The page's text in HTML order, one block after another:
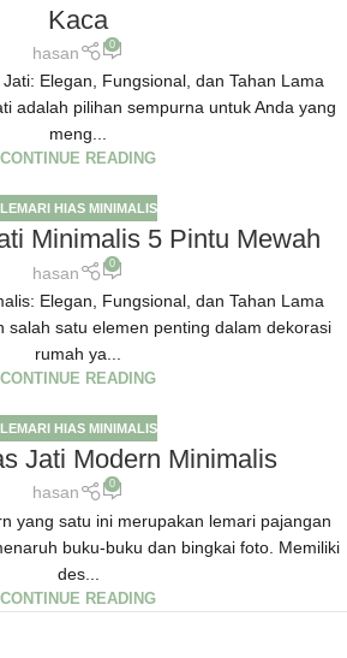
Kaca
hasan 0
Elegan, Fungsional, dan Tahan Lama
adalah pilihan sempurna untuk Anda yang
meng...
CONTINUE READING
LEMARI HIAS MINIMALIS
Minimalis 5 Pintu Mewah
hasan 0
Elegan, Fungsional, dan Tahan Lama
salah satu elemen penting dalam dekorasi
rumah ya...
CONTINUE READING
LEMARI HIAS MINIMALIS
Jati Modern Minimalis
hasan 0
yang satu ini merupakan lemari pajangan
buku-buku dan bingkai foto. Memiliki
des...
CONTINUE READING